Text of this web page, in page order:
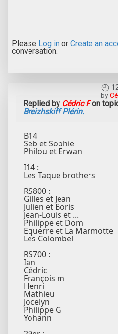
Please Log in or Create an
conversation.
by
Replied by Cédric Fon
Breizhskiff Plérin.
B14
Seb et Sophie
Philou et Erwan
I14 :
Les Taque brothers
RS800 :
Gilles et Jean
Julien et Boris
Jean-Louis et ...
Philippe et Dom
Equerre et La Marmotte
Les Colombel
RS700 :
Ian
Cédric
François m
Henri
Mathieu
Jocelyn
Philippe G
Yohann